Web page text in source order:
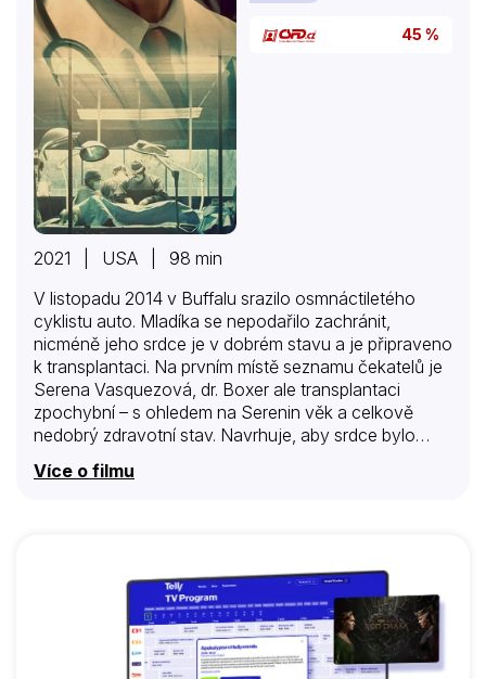
45 %
2021 | USA | 98 min
V listopadu 2014 v Buffalu srazilo osmnáctiletého
cyklistu auto. Mladíka se nepodařilo zachránit,
nicméně jeho srdce je v dobrém stavu a je připraveno
k transplantaci. Na prvním místě seznamu čekatelů je
Serena Vasquezová, dr. Boxer ale transplantaci
zpochybní – s ohledem na Serenin věk a celkově
nedobrý zdravotní stav. Navrhuje, aby srdce bylo
déle. První pacient, dobrosrdečný vrátný Walter Curtis
možná ani nechce. A pak je tu Trip Granger, třicetiletý
playboy, který má problém nejen s drogami. Je synem
vlivného obchodníka Emmeta Grangera, jenž
nemocnici nabízí významný finanční dar…
Více o filmu